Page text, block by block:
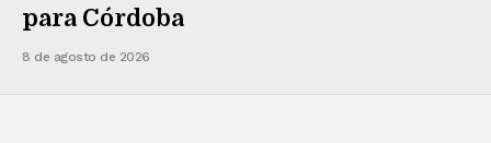
para Córdoba
8 de agosto de 2026